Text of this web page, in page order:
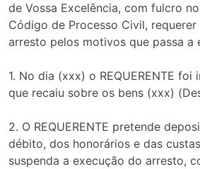
de Vossa Excelência, com fulcro
Código de Processo Civil, requerer
arresto pelos motivos que passa a
1. No dia (xxx) o REQUERENTE
que recaiu sobre os bens (xxx)
2. O REQUERENTE pretende
débito, dos honorários e das
suspenda a execução do arresto,